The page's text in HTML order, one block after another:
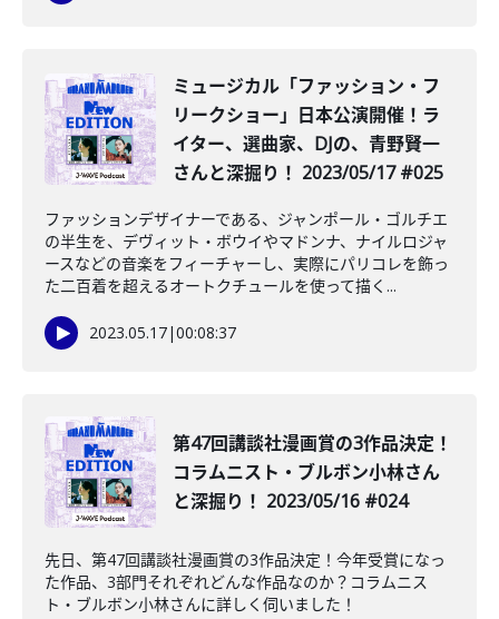
ミュージカル「ファッション・フ
リークショー」日本公演開催！ラ
イター、選曲家、DJの、青野賢一
さんと深掘り！ 2023/05/17 #025
ファッションデザイナーである、ジャンポール・ゴルチエ
の半生を、デヴィット・ボウイやマドンナ、ナイルロジャ
ースなどの音楽をフィーチャーし、実際にパリコレを飾っ
た二百着を超えるオートクチュールを使って描く...
2023.05.17|00:08:37
️第47回講談社漫画賞の3作品決定！
コラムニスト・ブルボン小林さん
と深掘り！ 2023/05/16 #024
先日、第47回講談社漫画賞の3作品決定！今年受賞になっ
た作品、3部門それぞれどんな作品なのか？コラムニス
ト・ブルボン小林さんに詳しく伺いました！